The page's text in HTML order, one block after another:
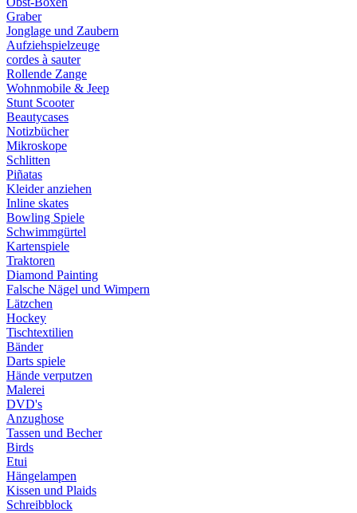
Graber
Jonglage und Zaubern
Aufziehspielzeuge
cordes à sauter
Rollende Zange
Wohnmobile & Jeep
Stunt Scooter
Beautycases
Notizbücher
Mikroskope
Schlitten
Piñatas
Kleider anziehen
Inline skates
Bowling Spiele
Schwimmgürtel
Kartenspiele
Traktoren
Diamond Painting
Falsche Nägel und Wimpern
Lätzchen
Hockey
Tischtextilien
Bänder
Darts spiele
Hände verputzen
Malerei
DVD's
Anzughose
Tassen und Becher
Birds
Etui
Hängelampen
Kissen und Plaids
Schreibblock